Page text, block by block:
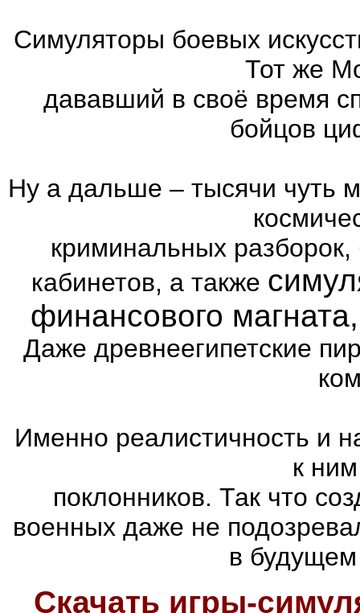
Симуляторы боевых
Тот же
дававший в своё время
бойцов
Ну а дальше – тысячи чуть
криминальных
кабинетов, а также
финансового
Даже древнеегипетские
Именно реалистичность и
к
поклонников. Так что
военных даже не
в будущем
Скачать игры-